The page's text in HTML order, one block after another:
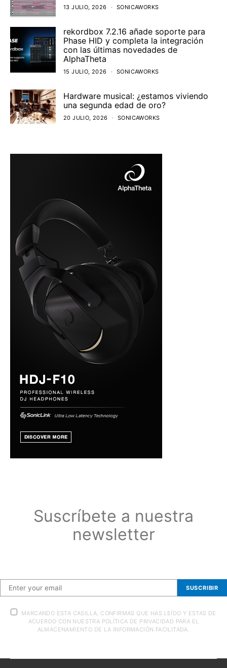
13 JULIO, 2026 SONICAWORKS
rekordbox 7.2.16 añade soporte para
Phase HID y completa la integración
con las últimas novedades de
AlphaTheta
15 JULIO, 2026 SONICAWORKS
Hardware musical: ¿estamos viviendo
una segunda edad de oro?
20 JULIO, 2026 SONICAWORKS
Suscríbete a nuestra
newsletter
SUSCRIBIR
MARCANDO ESTA CASILLA, CONFIRMAS QUE HAS LEÍDO Y ESTAS DE
ACUERDO CON NUESTRA POLÍTICA DE PRIVACIDAD PARA EL
ALMACENAMIENTO DE LA INFORMACIÓN FACILITADA.